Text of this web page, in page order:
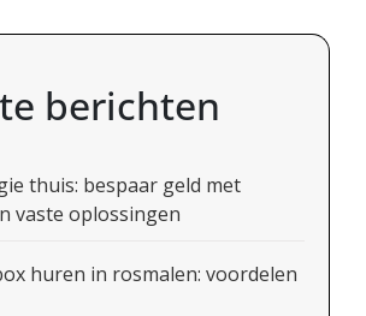
berichten
thuis: bespaar geld met
vaste oplossingen
huren in rosmalen: voordelen